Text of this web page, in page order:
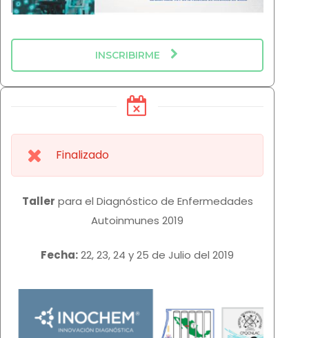
INSCRIBIRME
Finalizado
Taller para el Diagnóstico de Enfermedades
Autoinmunes 2019
Fecha:22, 23, 24 y 25 de Julio del 2019